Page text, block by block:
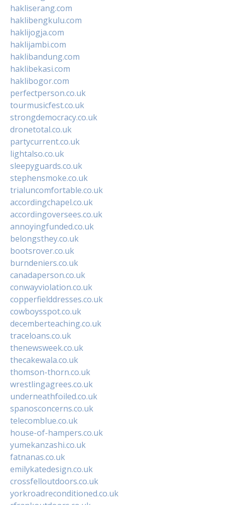
hakliserang.com
haklibengkulu.com
haklijogja.com
haklijambi.com
haklibandung.com
haklibekasi.com
haklibogor.com
perfectperson.co.uk
tourmusicfest.co.uk
strongdemocracy.co.uk
dronetotal.co.uk
partycurrent.co.uk
lightalso.co.uk
sleepyguards.co.uk
stephensmoke.co.uk
trialuncomfortable.co.uk
accordingchapel.co.uk
accordingoversees.co.uk
annoyingfunded.co.uk
belongsthey.co.uk
bootsrover.co.uk
burndeniers.co.uk
canadaperson.co.uk
conwayviolation.co.uk
copperfielddresses.co.uk
cowboysspot.co.uk
decemberteaching.co.uk
traceloans.co.uk
thenewsweek.co.uk
thecakewala.co.uk
thomson-thorn.co.uk
wrestlingagrees.co.uk
underneathfoiled.co.uk
spanosconcerns.co.uk
telecomblue.co.uk
house-of-hampers.co.uk
yumekanzashi.co.uk
fatnanas.co.uk
emilykatedesign.co.uk
crossfelloutdoors.co.uk
yorkroadreconditioned.co.uk